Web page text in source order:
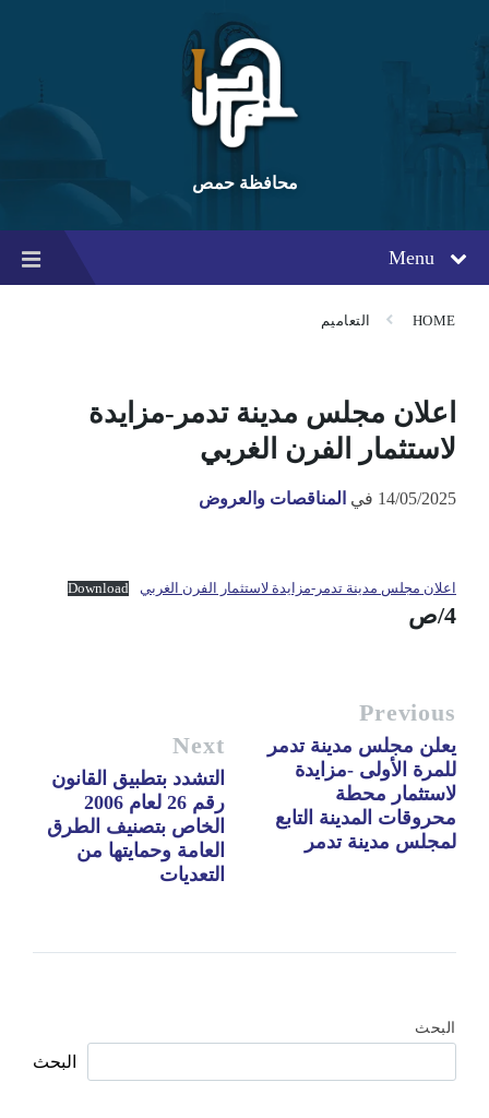
content
main
navigation
footer
محافظة حمص
Menu
HOME التعاميم
اعلان مجلس مدينة تدمر-مزايدة
لاستثمار الفرن الغربي
14/05/2025 في المناقصات والعروض
اعلان مجلس مدينة تدمر-مزايدة لاستثمار الفرن الغربي Download
4/ص
Previous
يعلن مجلس مدينة تدمر
للمرة الأولى -مزايدة
لاستثمار محطة
محروقات المدينة التابع
لمجلس مدينة تدمر
Next
التشدد بتطبيق القانون
رقم 26 لعام 2006
الخاص بتصنيف الطرق
العامة وحمايتها من
التعديات
البحث
البحث